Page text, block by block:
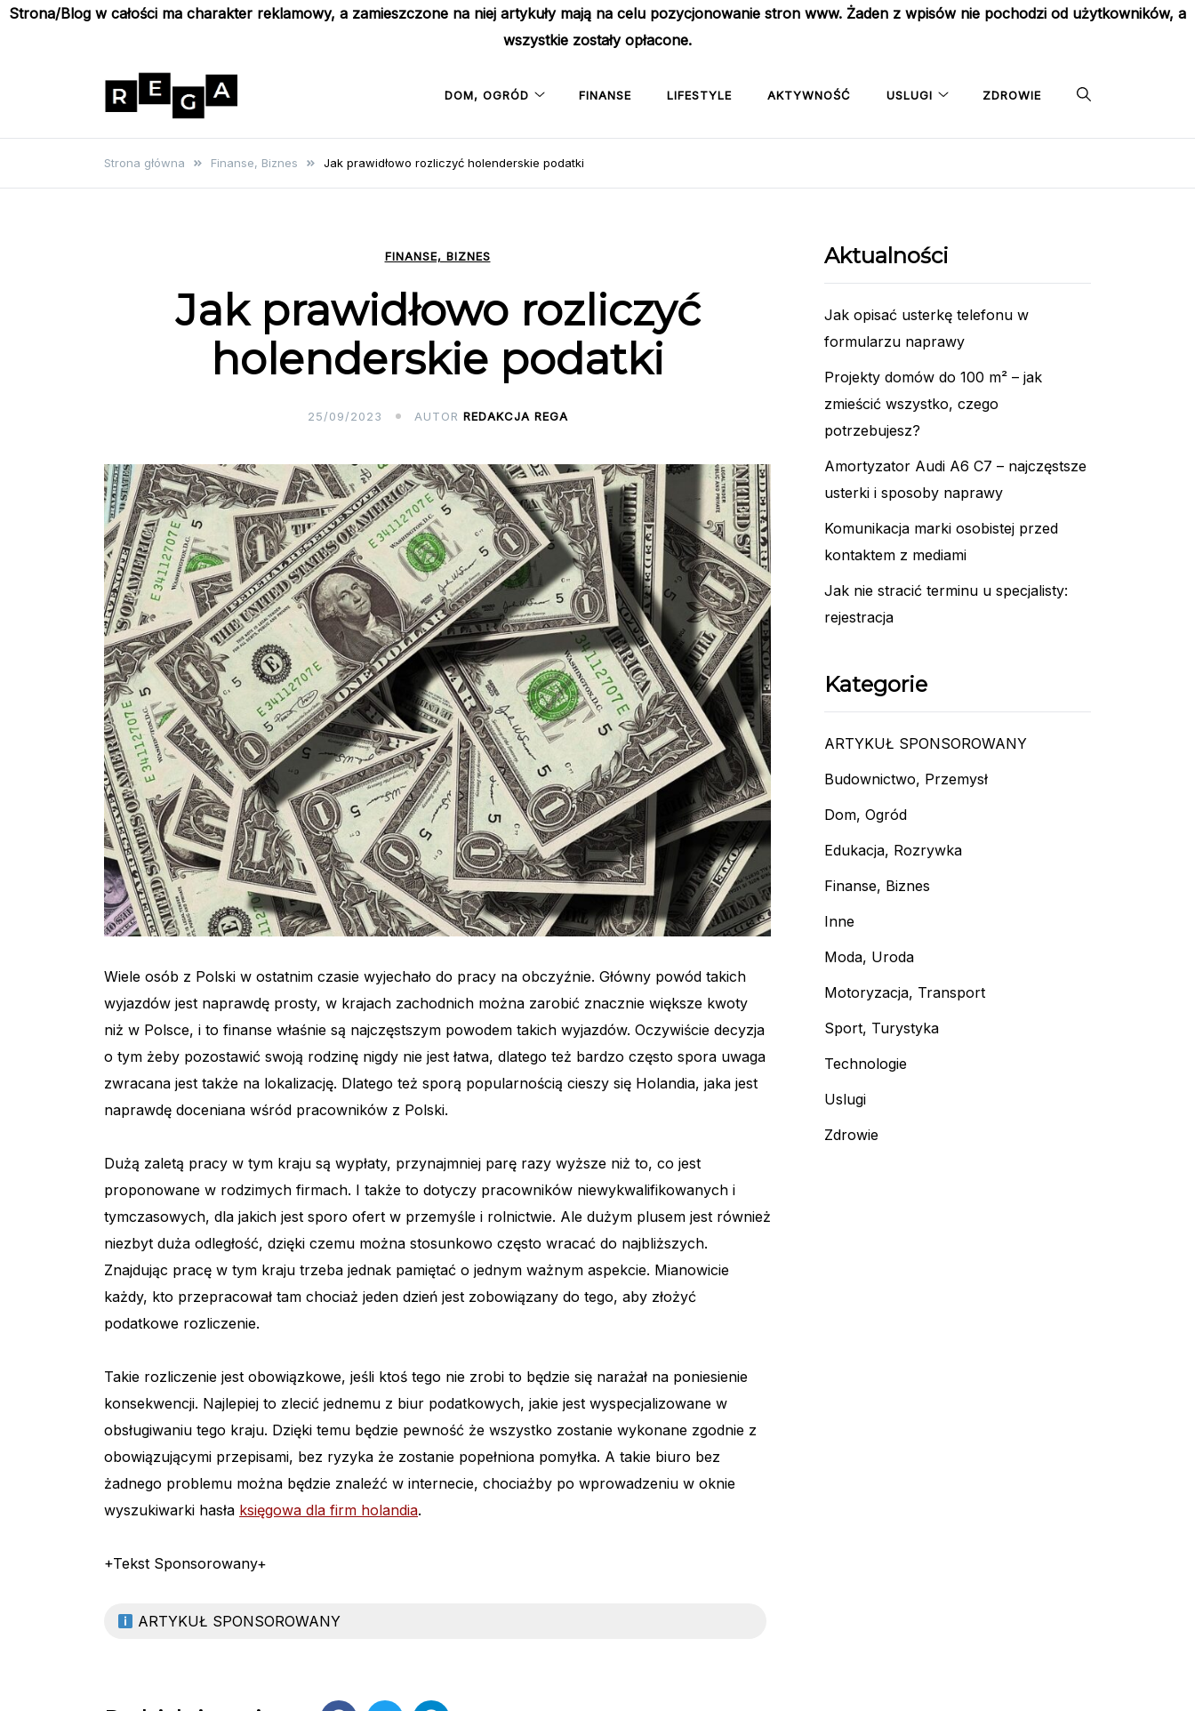
Strona/Blog w całości ma charakter reklamowy, a zamieszczone na niej artykuły mają na celu pozycjonowanie stron www. Żaden z wpisów nie pochodzi od użytkowników, a
wszystkie zostały opłacone.
Rega
poradniki
DOM, OGRÓD FINANSE LIFESTYLE AKTYWNOŚĆ USLUGI ZDROWIE
Strona główna Finanse, Biznes Jak prawidłowo rozliczyć holenderskie podatki
FINANSE, BIZNES
Jak prawidłowo rozliczyć
holenderskie podatki
25/09/2023 AUTOR REDAKCJA REGA
Wiele osób z Polski w ostatnim czasie wyjechało do pracy na obczyźnie. Główny powód takich
wyjazdów jest naprawdę prosty, w krajach zachodnich można zarobić znacznie większe kwoty
niż w Polsce, i to finanse właśnie są najczęstszym powodem takich wyjazdów. Oczywiście decyzja
o tym żeby pozostawić swoją rodzinę nigdy nie jest łatwa, dlatego też bardzo często spora uwaga
zwracana jest także na lokalizację. Dlatego też sporą popularnością cieszy się Holandia, jaka jest
naprawdę doceniana wśród pracowników z Polski.
Dużą zaletą pracy w tym kraju są wypłaty, przynajmniej parę razy wyższe niż to, co jest
proponowane w rodzimych firmach. I także to dotyczy pracowników niewykwalifikowanych i
tymczasowych, dla jakich jest sporo ofert w przemyśle i rolnictwie. Ale dużym plusem jest również
niezbyt duża odległość, dzięki czemu można stosunkowo często wracać do najbliższych.
Znajdując pracę w tym kraju trzeba jednak pamiętać o jednym ważnym aspekcie. Mianowicie
każdy, kto przepracował tam chociaż jeden dzień jest zobowiązany do tego, aby złożyć
podatkowe rozliczenie.
Takie rozliczenie jest obowiązkowe, jeśli ktoś tego nie zrobi to będzie się narażał na poniesienie
konsekwencji. Najlepiej to zlecić jednemu z biur podatkowych, jakie jest wyspecjalizowane w
obsługiwaniu tego kraju. Dzięki temu będzie pewność że wszystko zostanie wykonane zgodnie z
obowiązującymi przepisami, bez ryzyka że zostanie popełniona pomyłka. A takie biuro bez
żadnego problemu można będzie znaleźć w internecie, chociażby po wprowadzeniu w oknie
wyszukiwarki hasła księgowa dla firm holandia.
+Tekst Sponsorowany+
ARTYKUŁ SPONSOROWANY
Aktualności
Jak opisać usterkę telefonu w
formularzu naprawy
Projekty domów do 100 m² – jak
zmieścić wszystko, czego
potrzebujesz?
Amortyzator Audi A6 C7 – najczęstsze
usterki i sposoby naprawy
Komunikacja marki osobistej przed
kontaktem z mediami
Jak nie stracić terminu u specjalisty:
rejestracja
Kategorie
ARTYKUŁ SPONSOROWANY
Budownictwo, Przemysł
Dom, Ogród
Edukacja, Rozrywka
Finanse, Biznes
Inne
Moda, Uroda
Motoryzacja, Transport
Sport, Turystyka
Technologie
Uslugi
Zdrowie